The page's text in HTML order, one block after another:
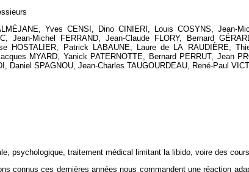
Yves CENSI, Dino CINIERI, Louis COSYNS, Jean-
Jean-Michel FERRAND, Jean-Claude FLORY, Bernard
HOSTALIER, Patrick LABAUNE, Laure de LA RAUDIÈRE,
MYARD, Yanick PATERNOTTE, Bernard PERRUT, Jean
SPAGNOU, Jean-Charles TAUGOURDEAU, René-Paul
psychologique, traitement médical limitant la libido, voire des
connus ces dernières années nous commandent une réaction